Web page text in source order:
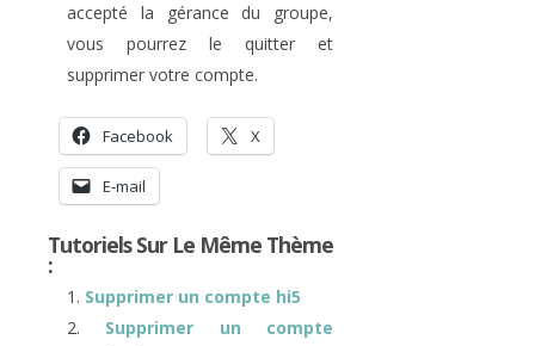
accepté la gérance du groupe,
vous pourrez le quitter et
supprimer votre compte.
Facebook X
E-mail
Tutoriels Sur Le Même Thème
:
Supprimer un compte hi5
Supprimer un compte